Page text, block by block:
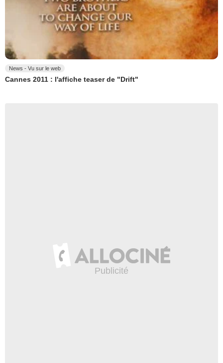
News - Vu sur le web
Cannes 2011 : l'affiche teaser de "Drift"